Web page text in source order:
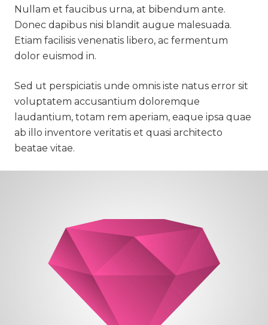
Nullam et faucibus urna, at bibendum ante.
Donec dapibus nisi blandit augue malesuada.
Etiam facilisis venenatis libero, ac fermentum
dolor euismod in.
Sed ut perspiciatis unde omnis iste natus error sit
voluptatem accusantium doloremque
laudantium, totam rem aperiam, eaque ipsa quae
ab illo inventore veritatis et quasi architecto
beatae vitae.